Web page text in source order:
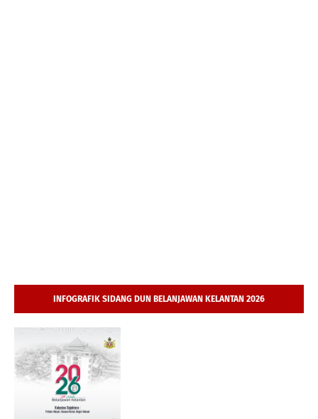
INFOGRAFIK SIDANG DUN BELANJAWAN KELANTAN 2026